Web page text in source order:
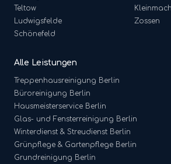
Teltow
Ludwigsfelde
Zossen
Schönefeld
Alle Leistungen
Treppenhausreinigung Berlin
Büroreinigung Berlin
Hausmeisterservice Berlin
Glas- und Fensterreinigung Berlin
Winterdienst & Streudienst Berlin
Grünpflege & Gartenpflege Berlin
Grundreinigung Berlin